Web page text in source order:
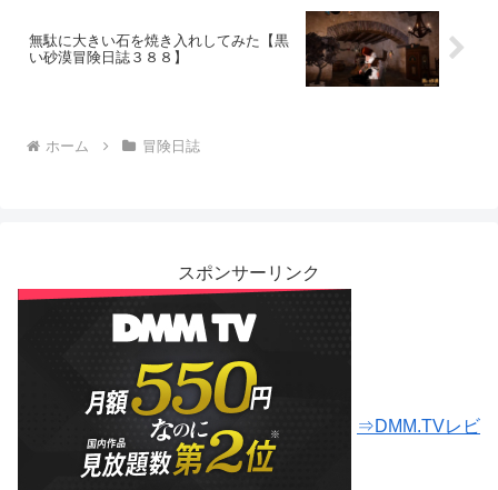
無駄に大きい石を焼き入れしてみた【黒
い砂漠冒険日誌３８８】
ホーム 冒険日誌
スポンサーリンク
⇒DMM.TVレビ